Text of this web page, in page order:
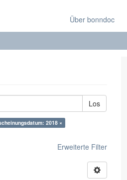
Über bonndoc
Los
2018 ×
Erweiterte Filter